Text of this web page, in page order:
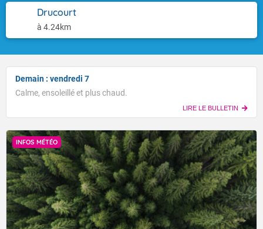
Drucourt
à 4.24km
Demain : vendredi 7
Calme, ensoleillé et plus chaud.
LIRE LE BULLETIN
INFOS MÉTÉO